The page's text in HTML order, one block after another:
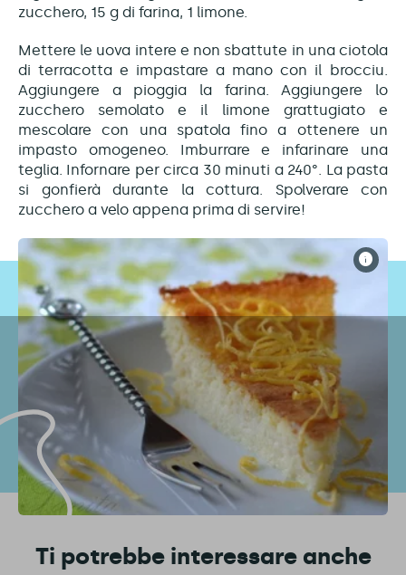
zucchero, 15 g di farina, 1 limone.
Mettere le uova intere e non sbattute in una ciotola
di terracotta e impastare a mano con il brocciu.
Aggiungere a pioggia la farina. Aggiungere lo
zucchero semolato e il limone grattugiato e
mescolare con una spatola fino a ottenere un
impasto omogeneo. Imburrare e infarinare una
teglia. Infornare per circa 30 minuti a 240°. La pasta
si gonfierà durante la cottura. Spolverare con
zucchero a velo appena prima di servire!
Ti potrebbe interessare anche